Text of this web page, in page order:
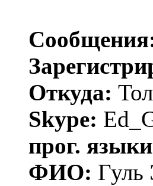
Откуда:
Skype:
прог.
ФИО: Гуль